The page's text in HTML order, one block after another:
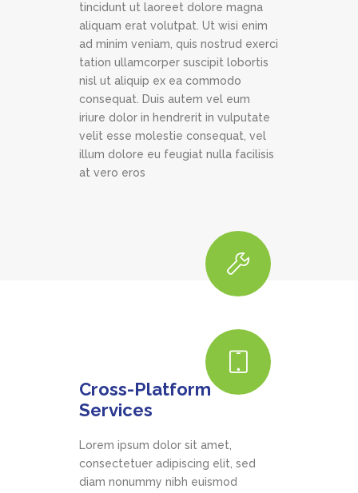
tincidunt ut laoreet dolore magna
aliquam erat volutpat. Ut wisi enim
ad minim veniam, quis nostrud exerci
tation ullamcorper suscipit lobortis
nisl ut aliquip ex ea commodo
consequat. Duis autem vel eum
iriure dolor in hendrerit in vulputate
velit esse molestie consequat, vel
illum dolore eu feugiat nulla facilisis
at vero eros
Cross-Platform
Services
Lorem ipsum dolor sit amet,
consectetuer adipiscing elit, sed
diam nonummy nibh euismod